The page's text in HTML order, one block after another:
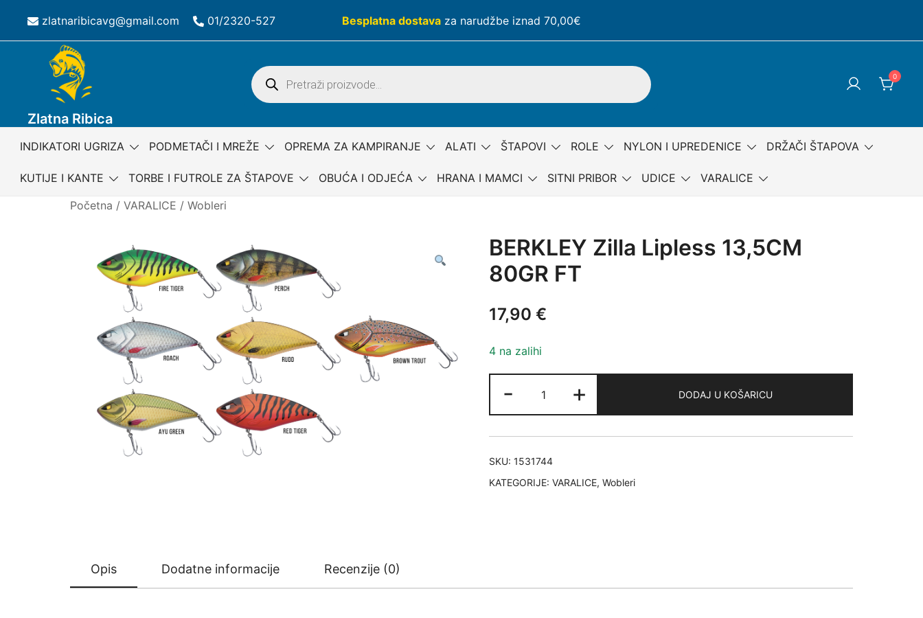
content
zlatnaribicavg@gmail.com 01/2320-527 Besplatna dostavaza narudžbe iznad 70,00€
Zlatna Ribica
Products
search
0
INDIKATORI UGRIZA PODMETAČI I MREŽE OPREMA ZA KAMPIRANJE ALATI ŠTAPOVI ROLE NYLON I UPREDENICE DRŽAČI ŠTAPOVA
KUTIJE I KANTE TORBE I FUTROLE ZA ŠTAPOVE OBUĆA I ODJEĆA HRANA I MAMCI SITNI PRIBOR UDICE VARALICE
Početna / VARALICE / Wobleri
BERKLEY Zilla Lipless 13,5CM
80GR FT
17,90 €
4 na zalihi
-
Zilla
Lipless
13,5CM
80GR
količina
+ DODAJ U KOŠARICU
SKU: 1531744
KATEGORIJE: VARALICE, Wobleri
Opis Dodatne informacije Recenzije (0)